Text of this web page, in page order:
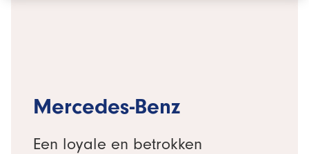
Mercedes-Benz
Een loyale en betrokken